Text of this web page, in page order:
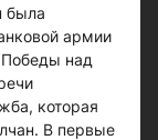
была
армии
Победы над
которая
В первые